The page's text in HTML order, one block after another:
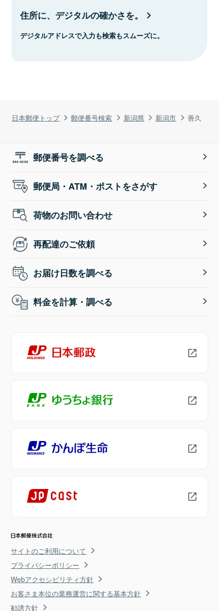
日本郵便トップ 郵便番号検索 新潟県 新潟市 善久
住所に、デジタルの確かさを。
デジタルアドレスで入力も検索もスムーズに。
郵便番号を調べる
郵便局・ATM・ポストをさがす
荷物のお問い合わせ
再配達のご依頼
お届け日数を調べる
料金を計算・調べる
サイトのご利用について
プライバシーポリシー
Webアクセシビリティ方針
お客さま本位の業務運営に関する基本方針
勧誘方針